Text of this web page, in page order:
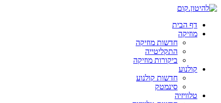
דף הבית
מוזיקה
חדשות מוזיקה
התקליטייה
ביקורות מוזיקה
קולנוע
חדשות קולנוע
סינמטק
טלוויזיה